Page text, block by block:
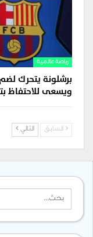
رياضة عالمية
برشلونة يتحرك
ويسعى للاحتفاظ
السابق التالي